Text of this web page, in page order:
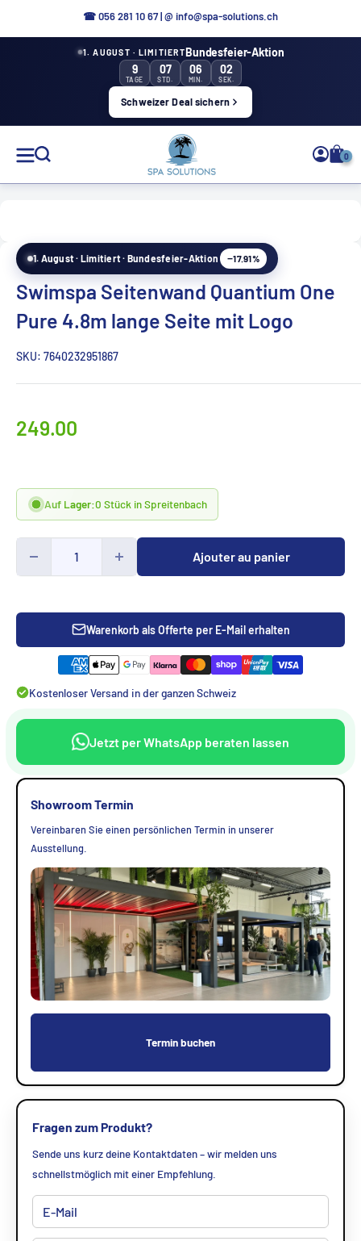
☎ 056 281 10 67|@ info@spa-solutions.ch
1. AUGUST · LIMITIERTBundesfeier-Aktion
9
TAGE
07
STD.
06
MIN.
01
SEK.
Schweizer Deal sichern
Solutions
de
0
1. August · Limitiert · Bundesfeier-Aktion −17.91%
Swimspa Seitenwand Quantium One
Pure 4.8m lange Seite mit Logo
SKU: 7640232951867
Prix
249.00
Auf Lager:0 Stück in Spreitenbach
Ajouter au panier
Warenkorb als Offerte per E-Mail erhalten
Kostenloser Versand in der ganzen Schweiz
Jetzt per WhatsApp beraten lassen
Showroom Termin
Vereinbaren Sie einen persönlichen Termin in unserer
Ausstellung.
Termin buchen
Fragen zum Produkt?
Sende uns kurz deine Kontaktdaten – wir melden uns
schnellstmöglich mit einer Empfehlung.